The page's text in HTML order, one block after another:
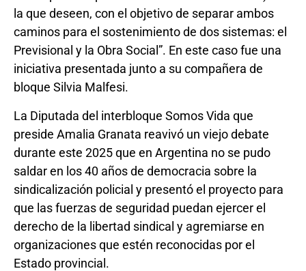
la que deseen, con el objetivo de separar ambos
caminos para el sostenimiento de dos sistemas: el
Previsional y la Obra Social”. En este caso fue una
iniciativa presentada junto a su compañera de
bloque Silvia Malfesi.
La Diputada del interbloque Somos Vida que
preside Amalia Granata reavivó un viejo debate
durante este 2025 que en Argentina no se pudo
saldar en los 40 años de democracia sobre la
sindicalización policial y presentó el proyecto para
que las fuerzas de seguridad puedan ejercer el
derecho de la libertad sindical y agremiarse en
organizaciones que estén reconocidas por el
Estado provincial.